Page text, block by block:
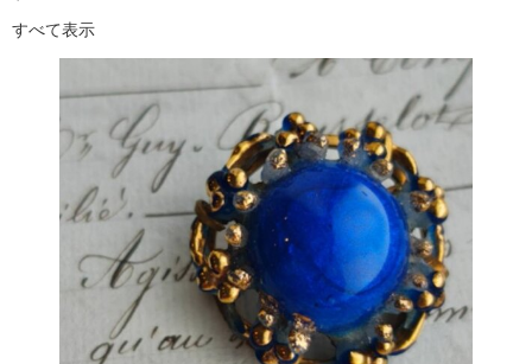
すべて表示